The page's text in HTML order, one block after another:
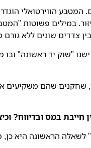
המטבע הווירטואלי הוגדר
במילים פשוטות
"שוק יד ראשונה"
שהם משקיעים
חייבת במס ובדיווח?
הראשונה היא כן,